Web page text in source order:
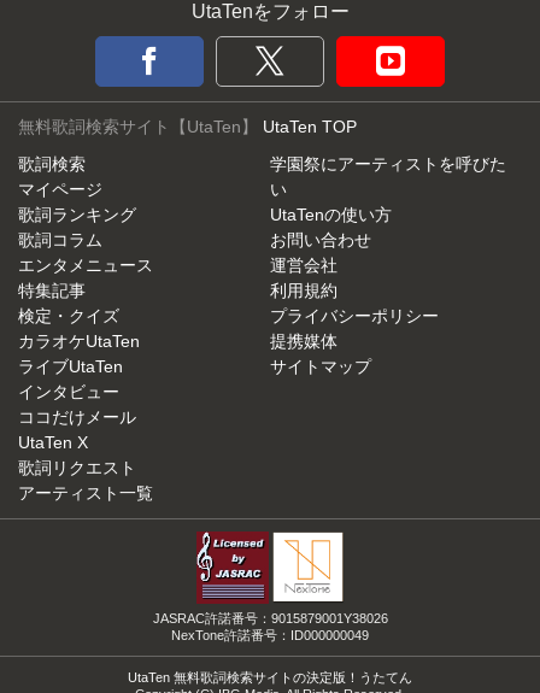
UtaTenをフォロー
無料歌詞検索サイト【UtaTen】 UtaTen TOP
歌詞検索
マイページ
歌詞ランキング
歌詞コラム
エンタメニュース
特集記事
検定・クイズ
カラオケUtaTen
ライブUtaTen
インタビュー
ココだけメール
UtaTen X
歌詞リクエスト
アーティスト一覧
学園祭にアーティストを呼びた
い
UtaTenの使い方
お問い合わせ
運営会社
利用規約
プライバシーポリシー
提携媒体
サイトマップ
JASRAC許諾番号：9015879001Y38026
NexTone許諾番号：ID000000049
UtaTen 無料歌詞検索サイトの決定版！うたてん